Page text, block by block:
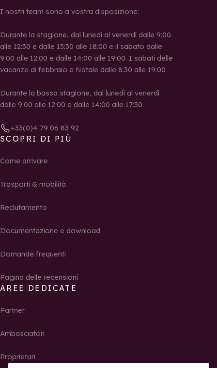
I nostri team sono a vostra disposizione:
Durante la stagione, dal lunedì al venerdì dalle 9:00
alle 12:30 e dalle 13:30 alle 18:00 e il sabato dalle
9:00 alle 12:00 e dalle 14:00 alle 19:00. I sabati delle
vacanze di febbraio e Natale dalle 8:30 alle 19:00
Durante la bassa stagione, dal lunedì al venerdì
dalle 9:00 alle 12:00 e dalle 14:00 alle 17:30.
+33(0)4 79 06 83 92
SCOPRI DI PIÙ
Come arrivare
Trasporti & mobilità
Reclutamento
Documentazione e download
Domande frequenti
Pagina delle recensioni
AREE DEDICATE
Partner
Ambasciatori
Proprietari